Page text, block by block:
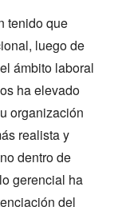
tenido que
luego de
ámbito laboral
ha elevado
organización
realista y
dentro de
gerencial ha
del